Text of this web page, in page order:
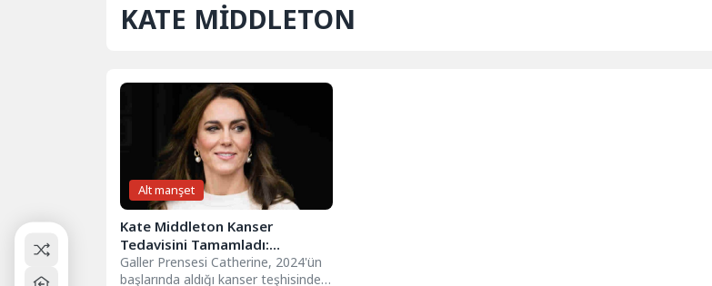
KATE MİDDLETON
Alt manşet
Kate Middleton Kanser
Tedavisini Tamamladı:
“Kemoterapiyi Bitirdim ve
Kanseri Yendim”
Galler Prensesi Catherine, 2024'ün
başlarında aldığı kanser teşhisinden